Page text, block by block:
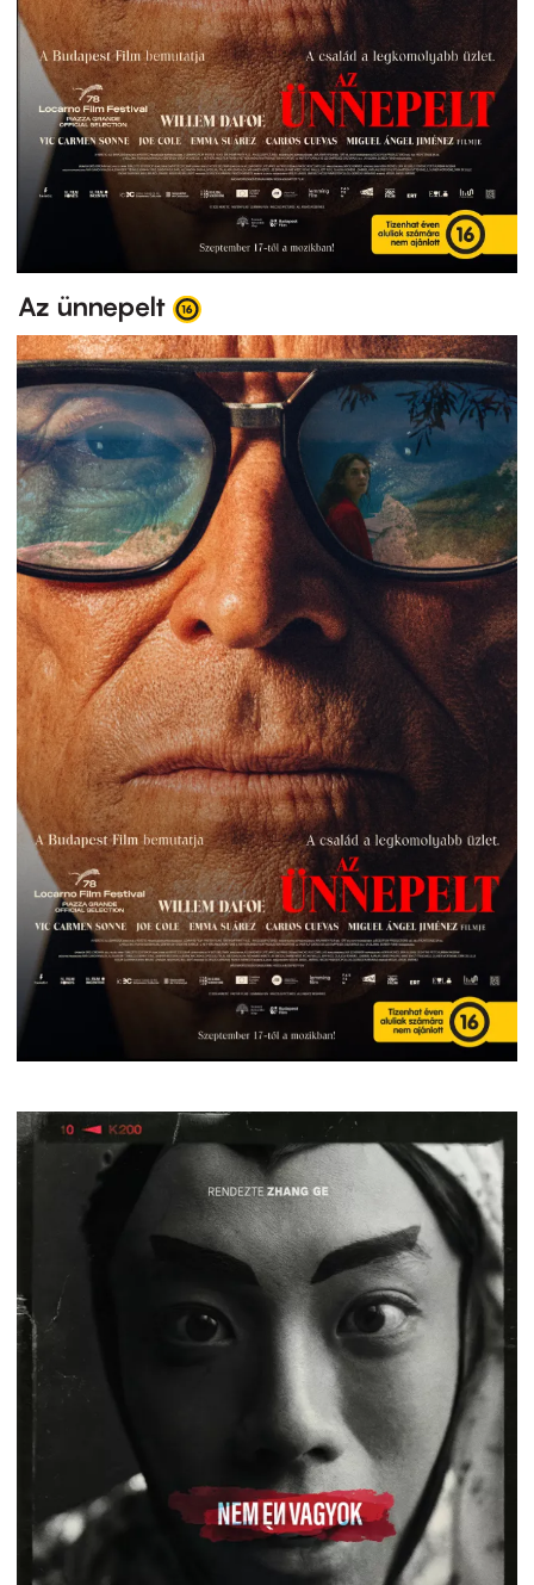
Az ünnepelt